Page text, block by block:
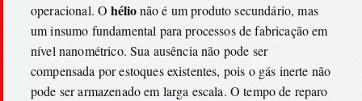
operacional. Ohélionão é um produto secundário, mas
um insumo fundamental para processos de fabricação em
nível nanométrico. Sua ausência não pode ser
compensada por estoques existentes, pois o gás inerte não
pode ser armazenado em larga escala. O tempo de reparo